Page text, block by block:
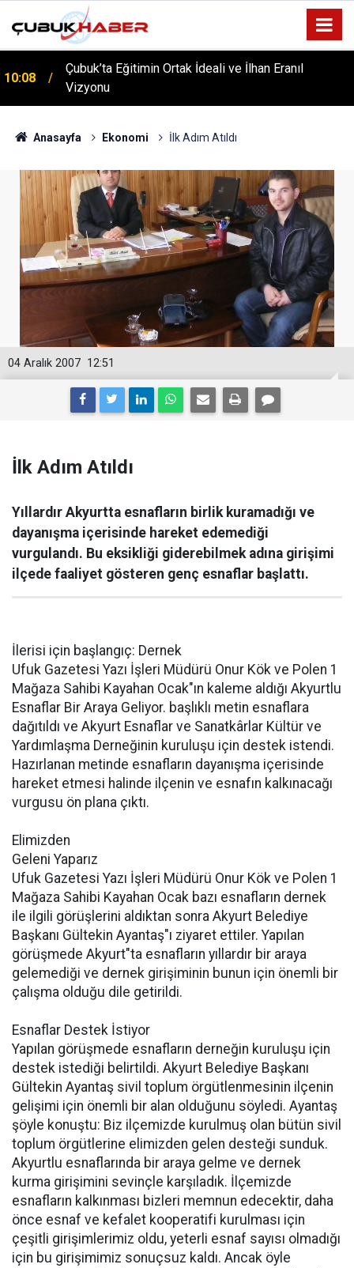
12:06
ÇUBUK’TA ‘YAZA MERHABA’ COŞKUSU: Kursiyerler
Gönüllerince Eğlendi!
Anasayfa Ekonomi İlk Adım Atıldı
12:51
04 Aralık 2007
İlk Adım Atıldı
Yıllardır Akyurtta esnafların birlik kuramadığı ve
dayanışma içerisinde hareket edemediği
vurgulandı. Bu eksikliği giderebilmek adına girişimi
ilçede faaliyet gösteren genç esnaflar başlattı.
İlerisi için başlangıç: Dernek
Ufuk Gazetesi Yazı İşleri Müdürü Onur Kök ve Polen 1
Mağaza Sahibi Kayahan Ocak"ın kaleme aldığı Akyurtlu
Esnaflar Bir Araya Geliyor. başlıklı metin esnaflara
dağıtıldı ve Akyurt Esnaflar ve Sanatkârlar Kültür ve
Yardımlaşma Derneğinin kuruluşu için destek istendi.
Hazırlanan metinde esnafların dayanışma içerisinde
hareket etmesi halinde ilçenin ve esnafın kalkınacağı
vurgusu ön plana çıktı.
Elimizden
Geleni Yaparız
Ufuk Gazetesi Yazı İşleri Müdürü Onur Kök ve Polen 1
Mağaza Sahibi Kayahan Ocak bazı esnafların dernek
ile ilgili görüşlerini aldıktan sonra Akyurt Belediye
Başkanı Gültekin Ayantaş"ı ziyaret ettiler. Yapılan
görüşmede Akyurt"ta esnafların yıllardır bir araya
gelemediği ve dernek girişiminin bunun için önemli bir
çalışma olduğu dile getirildi.
Esnaflar Destek İstiyor
Yapılan görüşmede esnafların derneğin kuruluşu için
destek istediği belirtildi. Akyurt Belediye Başkanı
Gültekin Ayantaş sivil toplum örgütlenmesinin ilçenin
gelişimi için önemli bir alan olduğunu söyledi. Ayantaş
şöyle konuştu: Biz ilçemizde kurulmuş olan bütün sivil
toplum örgütlerine elimizden gelen desteği sunduk.
Akyurtlu esnaflarında bir araya gelme ve dernek
kurma girişimini sevinçle karşıladık. İlçemizde
esnafların kalkınması bizleri memnun edecektir, daha
önce esnaf ve kefalet kooperatifi kurulması için
çeşitli girişimlerimiz oldu, yeterli esnaf sayısı olmadığı
için bu girişimimiz sonuçsuz kaldı. Ancak öyle